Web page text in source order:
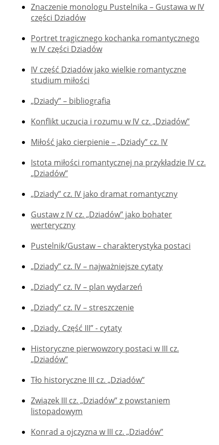
Znaczenie monologu Pustelnika – Gustawa w IV
części Dziadów
Portret tragicznego kochanka romantycznego
w IV części Dziadów
IV część Dziadów jako wielkie romantyczne
studium miłości
„Dziady” – bibliografia
Konflikt uczucia i rozumu w IV cz. „Dziadów”
Miłość jako cierpienie – „Dziady” cz. IV
Istota miłości romantycznej na przykładzie IV cz.
„Dziadów”
„Dziady” cz. IV jako dramat romantyczny
Gustaw z IV cz. „Dziadów” jako bohater
werteryczny
Pustelnik/Gustaw – charakterystyka postaci
„Dziady” cz. IV – najważniejsze cytaty
„Dziady” cz. IV – plan wydarzeń
„Dziady” cz. IV – streszczenie
„Dziady. Część III” - cytaty
Historyczne pierwowzory postaci w III cz.
„Dziadów”
Tło historyczne III cz. „Dziadów”
Związek III cz. „Dziadów” z powstaniem
listopadowym
Konrad a ojczyzna w III cz. „Dziadów”